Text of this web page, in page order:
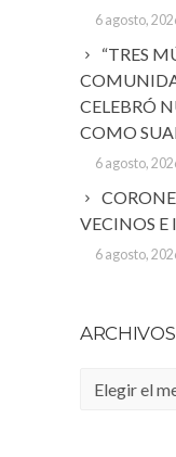
6 agosto,
“TRES
CELEBRÓ
COMO
6 agosto,
VECINOS
6 agosto,
ARCHIVOS
Archivos